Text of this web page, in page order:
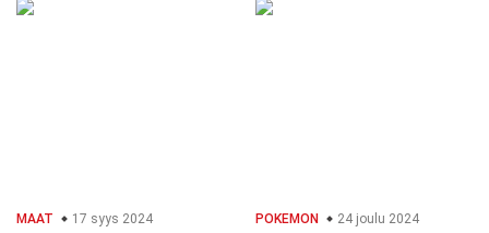
MAAT 17 syys 2024 POKEMON 24 joulu 2024